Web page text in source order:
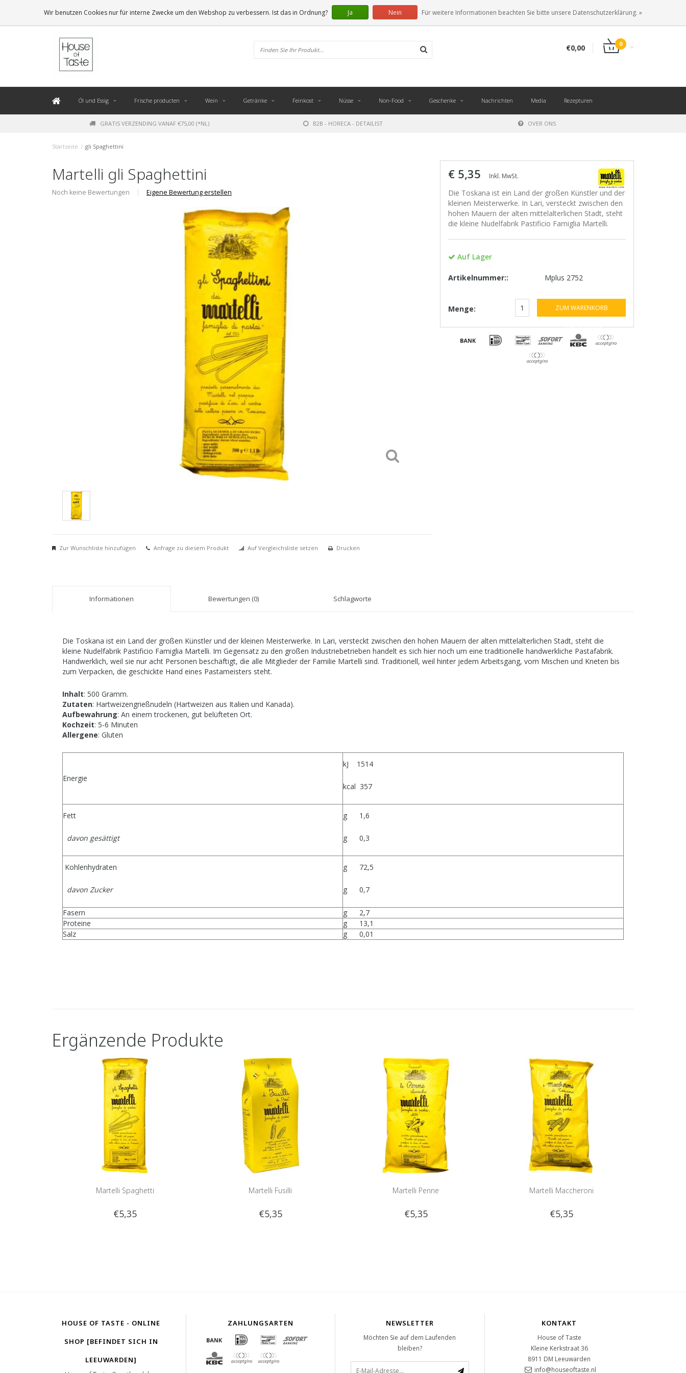
ANMELDEN KUNDENKONTO ANLEGEN
DE
€0,00 0
Öl und Essig Frische producten Wein Getränke Feinkost Nüsse Non-Food Geschenke Nachrichten Media Rezepturen
GRATIS VERZENDING VANAF €75,00 (*NL) B2B - HORECA - DETAILIST OVER ONS
Startseite / gli Spaghettini
Martelli gli Spaghettini
Noch keine Bewertungen | Eigene Bewertung erstellen
Zur Wunschliste hinzufügen Anfrage zu diesem Produkt Auf Vergleichsliste setzen Drucken
€ 5,35 Inkl. MwSt.
Die Toskana ist ein Land der großen Künstler und der
kleinen Meisterwerke. In Lari, versteckt zwischen den
hohen Mauern der alten mittelalterlichen Stadt, steht
die kleine Nudelfabrik Pastificio Famiglia Martelli.
Auf Lager
Artikelnummer:: Mplus 2752
Menge: ZUM WARENKORB
HINZUFÜGEN
Informationen Bewertungen (0) Schlagworte
Die Toskana ist ein Land der großen Künstler und der kleinen Meisterwerke. In Lari, versteckt zwischen den hohen Mauern der alten mittelalterlichen Stadt, steht die
kleine Nudelfabrik Pastificio Famiglia Martelli. Im Gegensatz zu den großen Industriebetrieben handelt es sich hier noch um eine traditionelle handwerkliche Pastafabrik.
Handwerklich, weil sie nur acht Personen beschäftigt, die alle Mitglieder der Familie Martelli sind. Traditionell, weil hinter jedem Arbeitsgang, vom Mischen und Kneten bis
zum Verpacken, die geschickte Hand eines Pastameisters steht.
Inhalt: 500 Gramm.
Zutaten: Hartweizengrießnudeln (Hartweizen aus Italien und Kanada).
Aufbewahrung: An einem trockenen, gut belüfteten Ort.
Kochzeit: 5-6 Minuten
Allergene: Gluten
Energie
kJ 1514
kcal 357
Fett
davon gesättigt
g 1,6
g 0,3
Kohlenhydraten
davon Zucker
g 72,5
g 0,7
Fasern
g 2,7
Proteine
g 13,1
Salz
g 0,01
Ergänzende Produkte
Martelli Spaghetti
€5,35
Martelli Fusilli
€5,35
Martelli Penne
€5,35
Martelli Maccheroni
€5,35
HOUSE OF TASTE - ONLINE
SHOP [BEFINDET SICH IN
LEEUWARDEN]
ZAHLUNGSARTEN NEWSLETTER
Möchten Sie auf dem Laufenden
bleiben?
KONTAKT
House of Taste
Kleine Kerkstraat 36
8911 DM Leeuwarden
info@houseoftaste.nl
Wir benutzen Cookies nur für interne Zwecke um den Webshop zu verbessern. Ist das in Ordnung? Ja Nein Für weitere Informationen beachten Sie bitte unsere Datenschutzerklärung. »